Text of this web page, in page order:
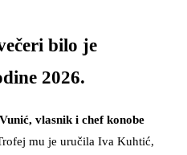
bilo je
2026.
vlasnik i chef konobe
mu je uručila Iva Kuhtić,